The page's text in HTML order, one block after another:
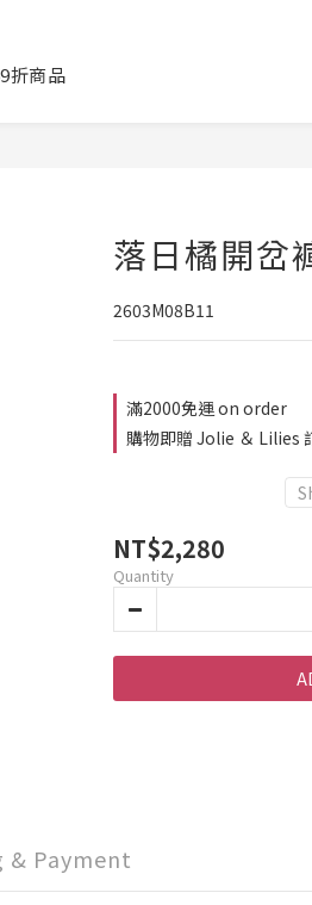
折商品
落日橘開岔
2603M08B11
滿2000免運 on order
購物即贈 Jolie ＆ Lilies
NT$2,280
Quantity
& Payment